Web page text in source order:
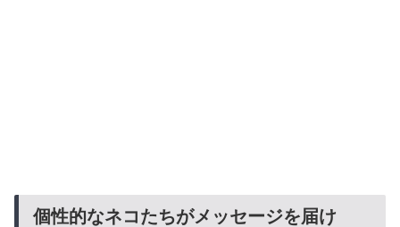
個性的なネコたちがメッセージを届け